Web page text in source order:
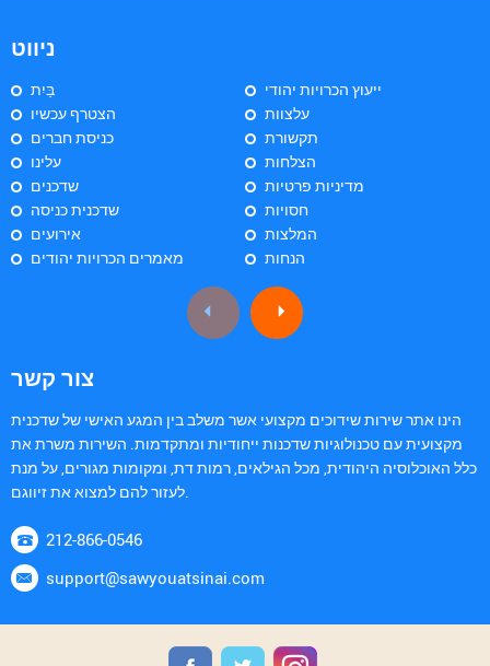
ניווט
בַּיִת
הצטרף עכשיו
כניסת חברים
עלינו
שדכנים
שדכנית כניסה
אירועים
מאמרים הכרויות יהודים
ייעוץ הכרויות יהודי
עלצוות
תקשורת
הצלחות
מדיניות פרטיות
חסויות
המלצות
הנחות
צור קשר
הינו אתר שירות שידוכים מקצועי אשר משלב בין המגע האישי של שדכנית
מקצועית עם טכנולוגיות שדכנות ייחודיות ומתקדמות. השירות משרת את
כלל האוכלוסיה היהודית, מכל הגילאים, רמות דת, ומקומות מגורים, על מנת
לעזור להם למצוא את זיווגם.
212-866-0546
support@sawyouatsinai.com